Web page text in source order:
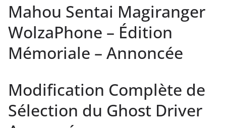
Mahou Sentai Magiranger
WolzaPhone – Édition
Mémoriale – Annoncée
Modification Complète de
Sélection du Ghost Driver